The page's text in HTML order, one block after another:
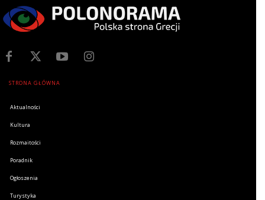
STRONA GŁÓWNA
Aktualności
Kultura
Rozmaitości
Poradnik
Ogłoszenia
Turystyka